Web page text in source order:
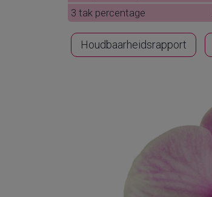
3 tak percentage
Houdbaarheidsrapport